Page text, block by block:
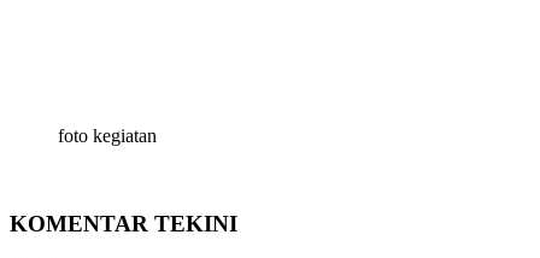
foto kegiatan
KOMENTAR TEKINI